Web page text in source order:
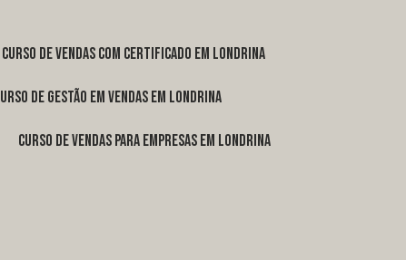
curso de vendas com certificado em Londrina
curso de gestão em vendas em Londrina
curso de vendas para empresas em Londrina